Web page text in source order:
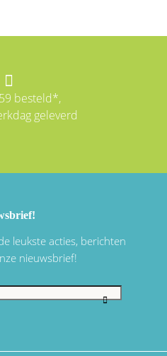
besteld*,
geleverd
leukste acties, berichten
nieuwsbrief!